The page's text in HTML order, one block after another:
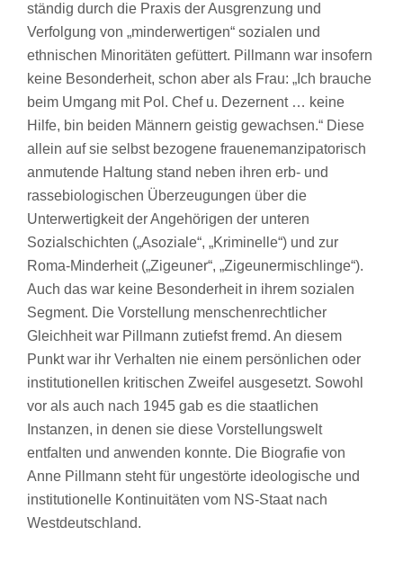
ständig durch die Praxis der Ausgrenzung und
Verfolgung von „minderwertigen“ sozialen und
ethnischen Minoritäten gefüttert. Pillmann war insofern
keine Besonderheit, schon aber als Frau: „Ich brauche
beim Umgang mit Pol. Chef u. Dezernent … keine
Hilfe, bin beiden Männern geistig gewachsen.“ Diese
allein auf sie selbst bezogene frauenemanzipatorisch
anmutende Haltung stand neben ihren erb- und
rassebiologischen Überzeugungen über die
Unterwertigkeit der Angehörigen der unteren
Sozialschichten („Asoziale“, „Kriminelle“) und zur
Roma-Minderheit („Zigeuner“, „Zigeunermischlinge“).
Auch das war keine Besonderheit in ihrem sozialen
Segment. Die Vorstellung menschenrechtlicher
Gleichheit war Pillmann zutiefst fremd. An diesem
Punkt war ihr Verhalten nie einem persönlichen oder
institutionellen kritischen Zweifel ausgesetzt. Sowohl
vor als auch nach 1945 gab es die staatlichen
Instanzen, in denen sie diese Vorstellungswelt
entfalten und anwenden konnte. Die Biografie von
Anne Pillmann steht für ungestörte ideologische und
institutionelle Kontinuitäten vom NS-Staat nach
Westdeutschland.